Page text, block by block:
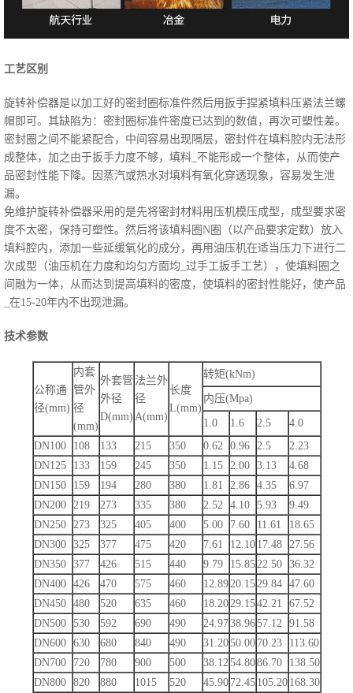
工艺区别
旋转补偿器是以加工好的密封圈标准件然后用扳手捏紧填料压紧法兰螺
帽即可。其缺陷为：密封圈标准件密度已达到的数值，再次可塑性差。
密封圈之间不能紧配合，中间容易出现隔层，密封件在填料腔内无法形
成整体，加之由于扳手力度不够，填料_不能形成一个整体，从而使产
品密封性能下降。因蒸汽或热水对填料有氧化穿透现象，容易发生泄
漏。
免维护旋转补偿器采用的是先将密封材料用压机模压成型，成型要求密
度不太密，保持可塑性。然后将该填料圈N圈（以产品要求定数）放入
填料腔内，添加一些延缓氧化的成分，再用油压机在适当压力下进行二
次成型（油压机在力度和均匀方面均_过手工扳手工艺），使填料圈之
间融为一体，从而达到提高填料的密度，使填料的密封性能好，使产品
_在15-20年内不出现泄漏。
技术参数
公称通
径(mm)
内套
管外
径
(mm)
外套管
外径
D(mm)
法兰外
径
A(mm)
长度
L(mm)
转矩(kNm)
内压(Mpa)
1.0 1.6 2.5
4.0
DN100
108 133 215 350 0.62 0.96 2.5
2.23
DN125
133 159 245 350 1.15 2.00 3.13
4.68
DN150
159 194 280 380 1.81 2.86 4.35
6.97
DN200
219 273 335 380 2.52 4.10 5.93
9.49
DN250
273 325 405 400 5.00 7.60 11.61
18.65
DN300
325 377 475 420 7.61 12.10 17.48
27.56
DN350
377 426 515 440 9.79 15.85 22.50
36.32
DN400
426 470 575 460 12.89 20.15 29.84
47.60
DN450
480 520 635 460 18.20 29.1542.21
67.52
DN500
530 592 690 490 24.9738.9657.12
91.58
DN600
630 680 840 490 31.2050.00 70.23
113.60
DN700
720 780 900 500 38.12 54.8086.70
138.50
DN800
820 880 1015 520 45.90 72.45 105.20 168.30